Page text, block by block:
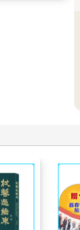
的伴侶、能互相
，則不會輕易評
靠猜測或看人臉
境與脈絡來理解
方是一個與自己
「自己可能不了
度。他們的對話
的好奇心。他們